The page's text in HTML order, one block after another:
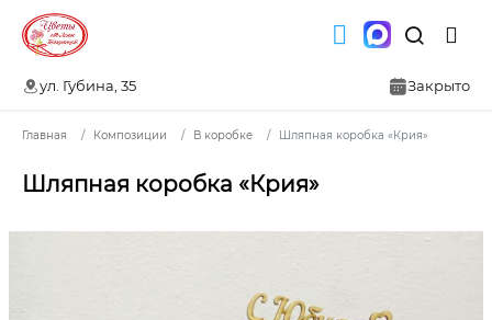
ул. Губина, 35 Закрыто
Главная Композиции В коробке Шляпная коробка «Крия»
Шляпная коробка «Крия»